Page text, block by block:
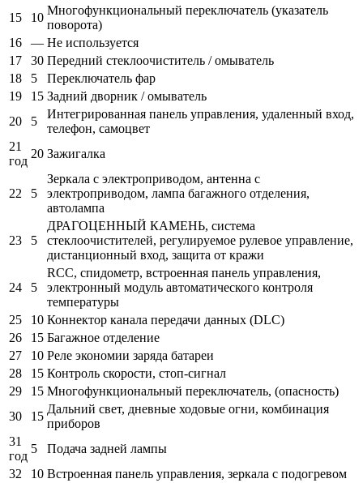
15
10
Многофункциональный переключатель (указатель
поворота)
16
— Не используется
17
30 Передний стеклоочиститель / омыватель
18
5
Переключатель фар
19
15 Задний дворник / омыватель
20
5
Интегрированная панель управления, удаленный вход,
телефон, самоцвет
21
год
20 Зажигалка
22 5
Зеркала с электроприводом, антенна с
электроприводом, лампа багажного отделения,
автолампа
23 5
ДРАГОЦЕННЫЙ КАМЕНЬ, система
стеклоочистителей, регулируемое рулевое управление,
дистанционный вход, защита от кражи
24 5
RCC, спидометр, встроенная панель управления,
электронный модуль автоматического контроля
температуры
25
10 Коннектор канала передачи данных (DLC)
26
15 Багажное отделение
27
10 Реле экономии заряда батареи
28
15 Контроль скорости, стоп-сигнал
29
15 Многофункциональный переключатель, (опасность)
30
15
Дальний свет, дневные ходовые огни, комбинация
приборов
31
год
5
Подача задней лампы
32
10 Встроенная панель управления, зеркала с подогревом